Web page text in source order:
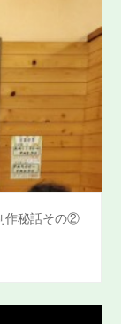
作秘話その②